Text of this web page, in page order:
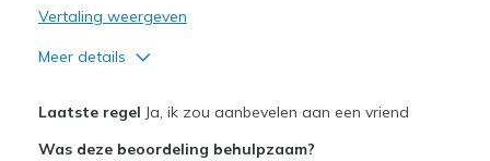
Vertaling weergeven
Meer details
Laatste regel Ja, ik zou aanbevelen aan een vriend
Was deze beoordeling behulpzaam?